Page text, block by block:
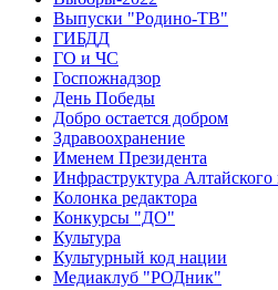
Выпуски "Родино-ТВ"
ГИБДД
ГО и ЧС
Госпожнадзор
День Победы
Добро остается добром
Здравоохранение
Именем Президента
Инфраструктура Алтайского
Колонка редактора
Конкурсы "ДО"
Культура
Культурный код нации
Медиаклуб "РОДник"